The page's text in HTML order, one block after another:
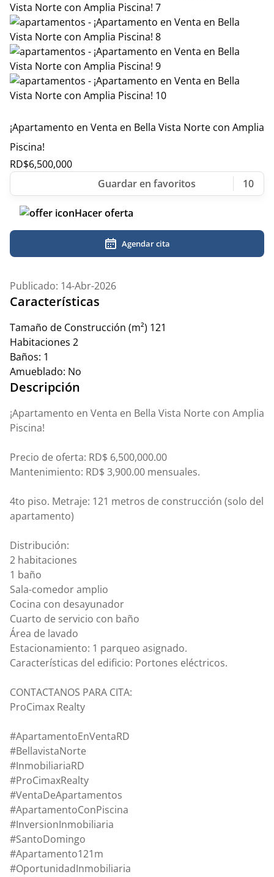
¡Apartamento en Venta en Bella Vista Norte con Amplia
Piscina!
RD$6,500,000
10
Hacer oferta
Agendar cita
Publicado: 14-Abr-2026
Características
Tamaño de Construcción (m²) 121
Habitaciones 2
Baños: 1
Amueblado: No
Descripción
¡Apartamento en Venta en Bella Vista Norte con Amplia
Piscina!
Precio de oferta: RD$ 6,500,000.00
Mantenimiento: RD$ 3,900.00 mensuales.
4to piso. Metraje: 121 metros de construcción (solo del
apartamento)
Distribución:
2 habitaciones
1 baño
Sala-comedor amplio
Cocina con desayunador
Cuarto de servicio con baño
Área de lavado
Estacionamiento: 1 parqueo asignado.
Características del edificio: Portones eléctricos.
CONTACTANOS PARA CITA:
ProCimax Realty
#ApartamentoEnVentaRD
#BellavistaNorte
#InmobiliariaRD
#ProCimaxRealty
#VentaDeApartamentos
#ApartamentoConPiscina
#InversionInmobiliaria
#SantoDomingo
#Apartamento121m
#OportunidadInmobiliaria